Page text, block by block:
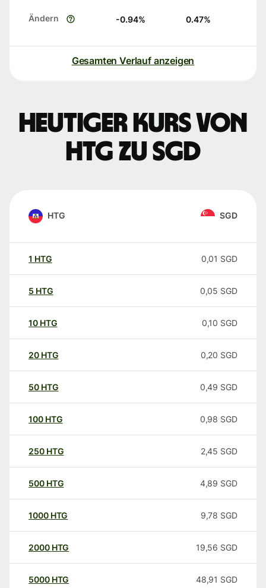
Ändern -0.94% 0.47%
Gesamten Verlauf anzeigen
Heutiger Kurs von
HTG zu SGD
HTG SGD
1 HTG 0,01 SGD
5 HTG 0,05 SGD
10 HTG 0,10 SGD
20 HTG 0,20 SGD
50 HTG 0,49 SGD
100 HTG 0,98 SGD
250 HTG 2,45 SGD
500 HTG 4,89 SGD
1000 HTG 9,78 SGD
2000 HTG 19,56 SGD
5000 HTG 48,91 SGD